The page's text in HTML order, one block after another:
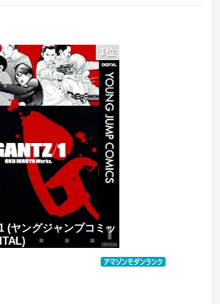
ュ、男子は女っぽい扱いになる」呼び名が逆転する境界線あるある…？
「窮屈な世の中」に住む不幸、「尊重し合える社会」は遠ざかる一方
の売り場で唐揚げを食う中国人の子供
1位
(ヤングジャンプコミッ
価格：¥100